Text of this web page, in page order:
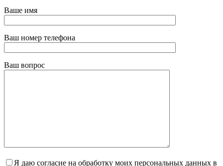
Ваше имя
Ваш номер телефона
Ваш вопрос
Я даю согласие на обработку моих персональных данных в